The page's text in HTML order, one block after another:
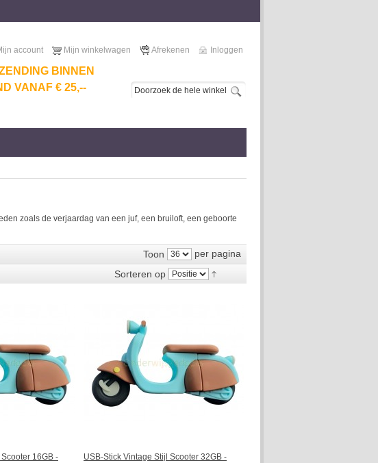
BINNEN
VANAF € 25,--
account Mijn winkelwagen Afrekenen Inloggen
zoals de verjaardag van een juf, een bruiloft, een geboorte
Toon
per pagina
Sorteren op
16GB -
USB-Stick Vintage Stijl Scooter 32GB -